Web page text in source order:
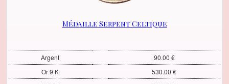
Médaille Serpent Celtique
Argent
90.00 €
Or 9 K
530.00 €